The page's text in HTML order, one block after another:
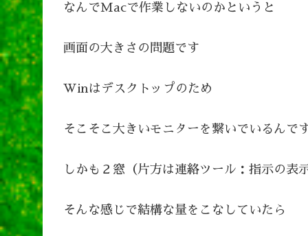
なんでMacで作業しないのかというと
画面の大きさの問題です
Winはデスクトップのため
そこそこ大きいモニターを繋いでいるんで
しかも２窓（片方は連絡ツール：指示の表
そんな感じで結構な量をこなしていたら